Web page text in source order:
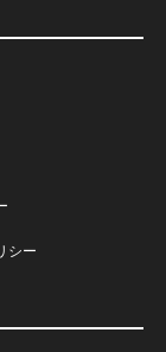
シー